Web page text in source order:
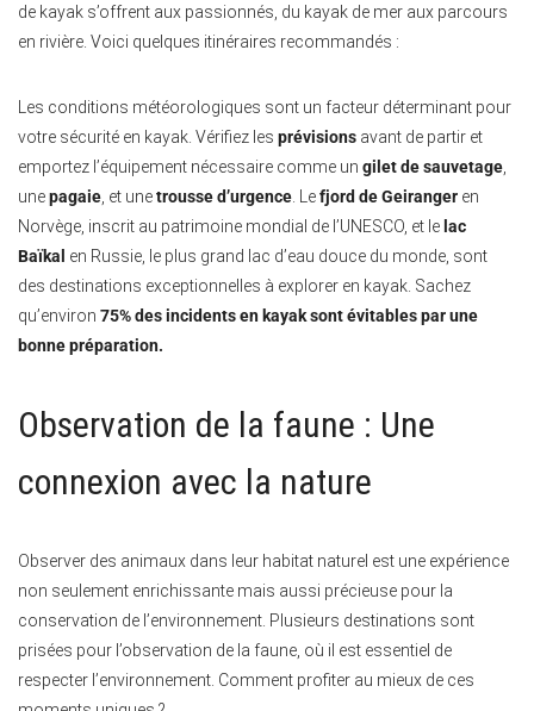
de kayak s’offrent aux passionnés, du kayak de mer aux parcours
en rivière. Voici quelques itinéraires recommandés :
Les conditions météorologiques sont un facteur déterminant pour
votre sécurité en kayak. Vérifiez les prévisions avant de partir et
emportez l’équipement nécessaire comme un gilet de sauvetage
unepagaie , et unetrousse d’urgence . Lefjord de Geiranger en
Norvège, inscrit au patrimoine mondial de l’UNESCO, et le lac
Baïkal en Russie, le plus grand lac d’eau douce du monde, sont
des destinations exceptionnelles à explorer en kayak. Sachez
qu’environ 75% des incidents en kayak sont évitables par une
bonne préparation.
Observation de la faune : Une
connexion avec la nature
Observer des animaux dans leur habitat naturel est une expérience
non seulement enrichissante mais aussi précieuse pour la
conservation de l’environnement. Plusieurs destinations sont
prisées pour l’observation de la faune, où il est essentiel de
respecter l’environnement. Comment profiter au mieux de ces